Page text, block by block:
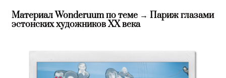
Материал Wonderuum по теме →Париж глазами
эстонских художников XX века